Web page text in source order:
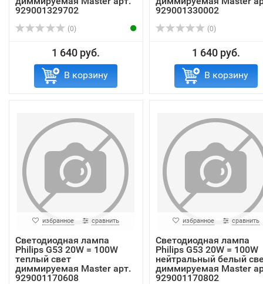
929001329702
(0)
1 640 руб.
В корзину
929001330002
(0)
1 640 руб.
В корзину
избранное сравнить
Светодиодная лампа
Philips G53 20W = 100W
теплый свет
диммируемая Master арт.
929001170608
избранное сравнить
Светодиодная лампа
Philips G53 20W = 100W
нейтральный белый
диммируемая Master
929001170802